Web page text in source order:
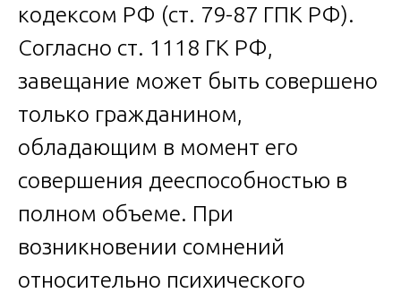
кодексом РФ (ст. 79-87 ГПК РФ).
Согласно ст. 1118 ГК РФ,
завещание может быть совершено
только гражданином,
обладающим в момент его
совершения дееспособностью в
полном объеме. При
возникновении сомнений
относительно психического